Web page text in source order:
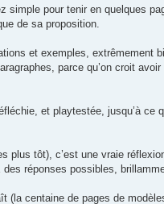
simple pour tenir en quelques
de sa proposition.
et exemples, extrêmement
parce qu’on croit
et playtestée, jusqu’à ce
plus tôt), c’est une vraie
réponses possibles,
(la centaine de pages de